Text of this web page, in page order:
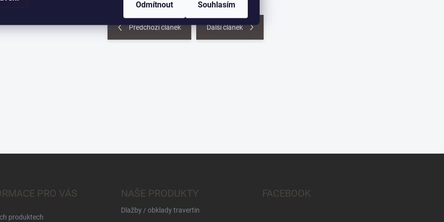
Odmítnout Souhlasím
Předchozí článek Další článek
PRO VÁS
produktech
NAŠE PRODUKTY
Dlažby / obklady travertin
FACEBOOK